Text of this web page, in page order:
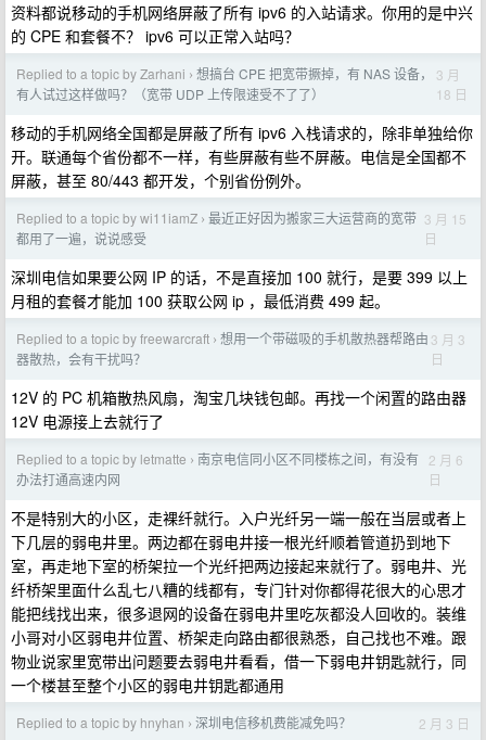
资料都说移动的手机网络屏蔽了所有 ipv6 的入站请求。你用的是中兴
的 CPE 和套餐不？ ipv6 可以正常入站吗？
Replied to a topic by Zarhani › 想搞台 CPE 把宽带撅掉，有 NAS 设备，
有人试过这样做吗？（宽带 UDP 上传限速受不了了）
3 月
18 日
移动的手机网络全国都是屏蔽了所有 ipv6 入栈请求的，除非单独给你
开。联通每个省份都不一样，有些屏蔽有些不屏蔽。电信是全国都不
屏蔽，甚至 80/443 都开发，个别省份例外。
Replied to a topic by wi11iamZ › 最近正好因为搬家三大运营商的宽带
都用了一遍，说说感受
3 月 15
日
深圳电信如果要公网 IP 的话，不是直接加 100 就行，是要 399 以上
月租的套餐才能加 100 获取公网 ip ，最低消费 499 起。
Replied to a topic by freewarcraft › 想用一个带磁吸的手机散热器帮路由
器散热，会有干扰吗？
3 月 3
日
12V 的 PC 机箱散热风扇，淘宝几块钱包邮。再找一个闲置的路由器
12V 电源接上去就行了
Replied to a topic by letmatte › 南京电信同小区不同楼栋之间，有没有
办法打通高速内网
2 月 6
日
不是特别大的小区，走裸纤就行。入户光纤另一端一般在当层或者上
下几层的弱电井里。两边都在弱电井接一根光纤顺着管道扔到地下
室，再走地下室的桥架拉一个光纤把两边接起来就行了。弱电井、光
纤桥架里面什么乱七八糟的线都有，专门针对你都得花很大的心思才
能把线找出来，很多退网的设备在弱电井里吃灰都没人回收的。装维
小哥对小区弱电井位置、桥架走向路由都很熟悉，自己找也不难。跟
物业说家里宽带出问题要去弱电井看看，借一下弱电井钥匙就行，同
一个楼甚至整个小区的弱电井钥匙都通用
Replied to a topic by hnyhan › 深圳电信移机费能减免吗？ 2 月 3 日